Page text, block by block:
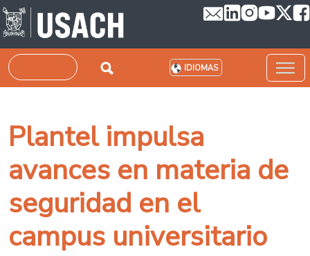
Pasar al contenido principal
Buscar IDIOMAS
Plantel impulsa
avances en materia de
seguridad en el
campus universitario